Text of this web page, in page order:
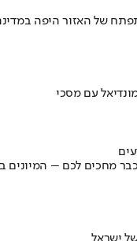
מחכים לכם – המיונים